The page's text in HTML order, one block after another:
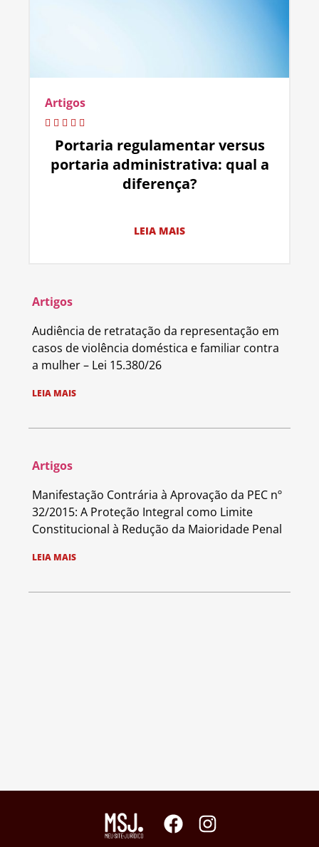
Artigos
Portaria regulamentar versus
portaria administrativa: qual a
diferença?
LEIA MAIS
Artigos
Audiência de retratação da representação em
casos de violência doméstica e familiar contra
a mulher – Lei 15.380/26
LEIA MAIS
Artigos
Manifestação Contrária à Aprovação da PEC nº
32/2015: A Proteção Integral como Limite
Constitucional à Redução da Maioridade Penal
LEIA MAIS